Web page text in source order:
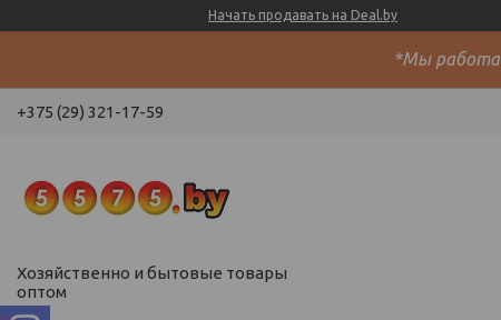
Начать продавать на Deal.by
*Мы
+375 (29) 321-17-59
Хозяйственно и бытовые товары
оптом